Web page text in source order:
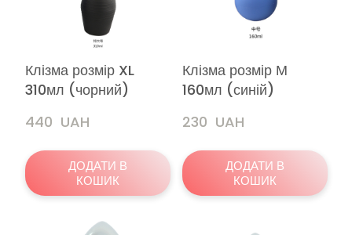
Клізма розмір XL
310мл (чорний)
440  UAH
ДОДАТИ В
КОШИК
Клізма розмір М
160мл (синій)
230  UAH
ДОДАТИ В
КОШИК